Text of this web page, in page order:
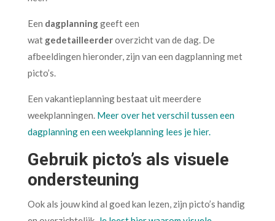
Een dagplanninggeeft een
wat gedetailleerderoverzicht van de dag. De
afbeeldingen hieronder, zijn van een dagplanning met
picto’s.
Een vakantieplanning bestaat uit meerdere
weekplanningen. Meer over het verschil tussen een
dagplanning en een weekplanning lees je hier.
Gebruik picto’s als visuele
ondersteuning
Ook als jouw kind al goed kan lezen, zijn picto’s handig